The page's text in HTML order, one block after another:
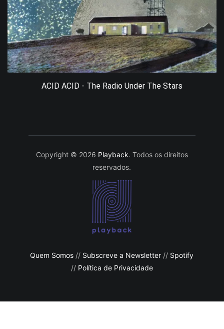
ACID ACID - The Radio Under The Stars
Copyright © 2026 Playback. Todos os direitos
reservados.
Quem Somos // Subscreve a Newsletter // Spotify
// Política de Privacidade